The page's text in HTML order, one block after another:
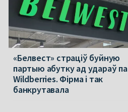
«Белвест» страціў буйную
партыю абутку ад удараў па
Wildberries. Фірма і так
банкрутавала